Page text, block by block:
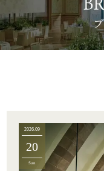
2026.09
20
Sun